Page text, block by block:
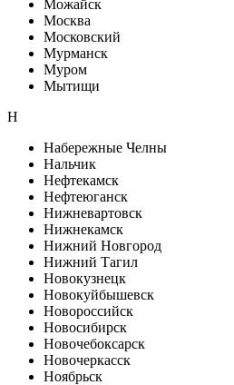
Можайск
Москва
Московский
Мурманск
Муром
Мытищи
Н
Набережные Челны
Нальчик
Нефтекамск
Нефтеюганск
Нижневартовск
Нижнекамск
Нижний Новгород
Нижний Тагил
Новокузнецк
Новокуйбышевск
Новороссийск
Новосибирск
Новочебоксарск
Новочеркасск
Ноябрьск